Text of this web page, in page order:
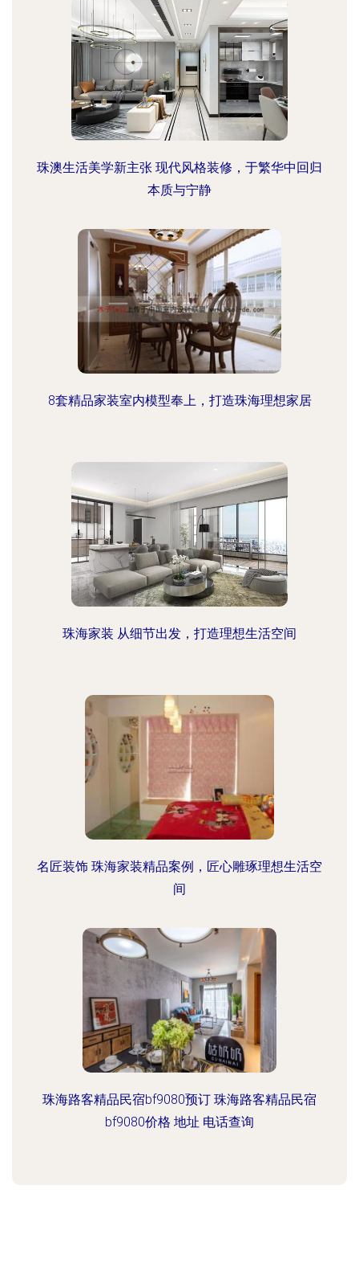
珠澳生活美学新主张 现代风格装修，于繁华中回归
本质与宁静
8套精品家装室内模型奉上，打造珠海理想家居
珠海家装 从细节出发，打造理想生活空间
名匠装饰 珠海家装精品案例，匠心雕琢理想生活空
间
珠海路客精品民宿bf9080预订 珠海路客精品民宿
bf9080价格 地址 电话查询